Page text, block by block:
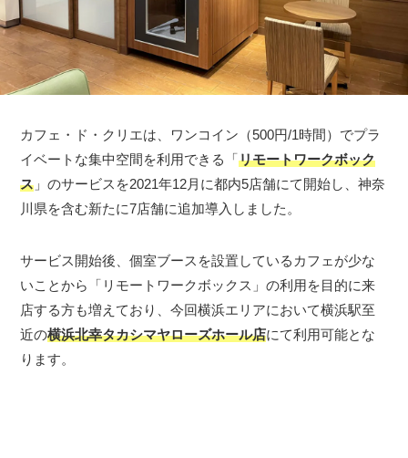
カフェ・ド・クリエは、ワンコイン（500円/1時間）でプラ
イベートな集中空間を利用できる「リモートワークボック
ス 」のサービスを2021年12月に都内5店舗にて開始し、神奈
川県を含む新たに7店舗に追加導入しました。
サービス開始後、個室ブースを設置しているカフェが少な
いことから「リモートワークボックス」の利用を目的に来
店する方も増えており、今回横浜エリアにおいて横浜駅至
近の横浜北幸タカシマヤローズホール店にて利用可能とな
ります。